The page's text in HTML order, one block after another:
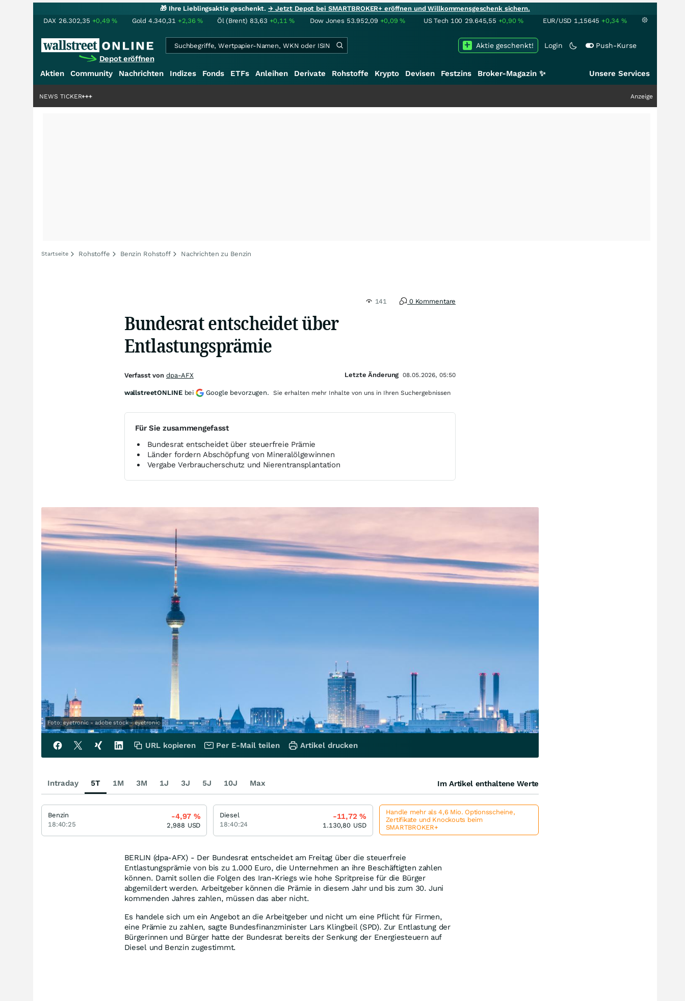
🎁 Ihre Lieblingsaktie geschenkt.→ Jetzt Depot bei SMARTBROKER+ eröffnen und Willkommensgeschenk sichern.
DAX 26.302,35 +0,49% Gold 4.340,31 +2,36% Öl (Brent) 83,63 +0,11% Dow Jones 53.952,09 +0,09% US Tech 100 29.645,55 +0,90% EUR/USD 1,15645 +0,34 %
Depot eröffnen
Login Push-Kurse
Aktie geschenkt!
Aktien Community Nachrichten Indizes Fonds ETFs Anleihen Derivate Rohstoffe Krypto Devisen Festzins Broker-Magazin ✨ Unsere Services
+++ Anzeige
NEWS TICKER
Startseite Rohstoffe Benzin Rohstoff Nachrichten zu Benzin
141 0 Kommentare
Bundesrat entscheidet über
Entlastungsprämie
Für Sie zusammengefasst
Bundesrat entscheidet über steuerfreie Prämie
Länder fordern Abschöpfung von Mineralölgewinnen
Vergabe Verbraucherschutz und Nierentransplantation
Foto: eyetronic - adobe stock - eyetronic
BERLIN (dpa-AFX) - Der Bundesrat entscheidet am Freitag über die steuerfreie
Entlastungsprämie von bis zu 1.000 Euro, die Unternehmen an ihre Beschäftigten zahlen
können. Damit sollen die Folgen des Iran-Kriegs wie hohe Spritpreise für die Bürger
abgemildert werden. Arbeitgeber können die Prämie in diesem Jahr und bis zum 30. Juni
kommenden Jahres zahlen, müssen das aber nicht.
Es handele sich um ein Angebot an die Arbeitgeber und nicht um eine Pflicht für Firmen,
eine Prämie zu zahlen, sagte Bundesfinanzminister Lars Klingbeil (SPD). Zur Entlastung der
Bürgerinnen und Bürger hatte der Bundesrat bereits der Senkung der Energiesteuern auf
Diesel und Benzin zugestimmt.
Verfasst von dpa-AFX Letzte Änderung 08.05.2026, 05:50
wallstreetONLINE bei Google bevorzugen. Sie erhalten mehr Inhalte von uns in Ihren Suchergebnissen
URL kopieren Per E-Mail teilen Artikel drucken
Intraday 5T 1M 3M 1J 3J 5J 10J Max Im Artikel enthaltene Werte
Benzin
18:40:25
-4,97 %
2,988 USD
Diesel
18:40:24
-11,72 %
1.130,80 USD
Handle mehr als 4,6 Mio. Optionsscheine,
Zertifikate und Knockouts beim
SMARTBROKER+